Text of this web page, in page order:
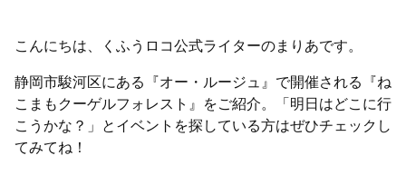
こんにちは、くふうロコ公式ライターのまりあです。
静岡市駿河区にある『オー・ルージュ』で開催される『ね
こまもクーゲルフォレスト』をご紹介。「明日はどこに行
こうかな？」とイベントを探している方はぜひチェックし
てみてね！